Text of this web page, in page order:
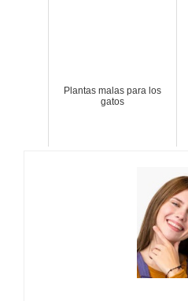
Plantas malas para los
gatos